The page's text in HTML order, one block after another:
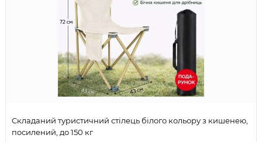
Складаний туристичний стілець білого кольору з кишенею,
посилений, до 150 кг